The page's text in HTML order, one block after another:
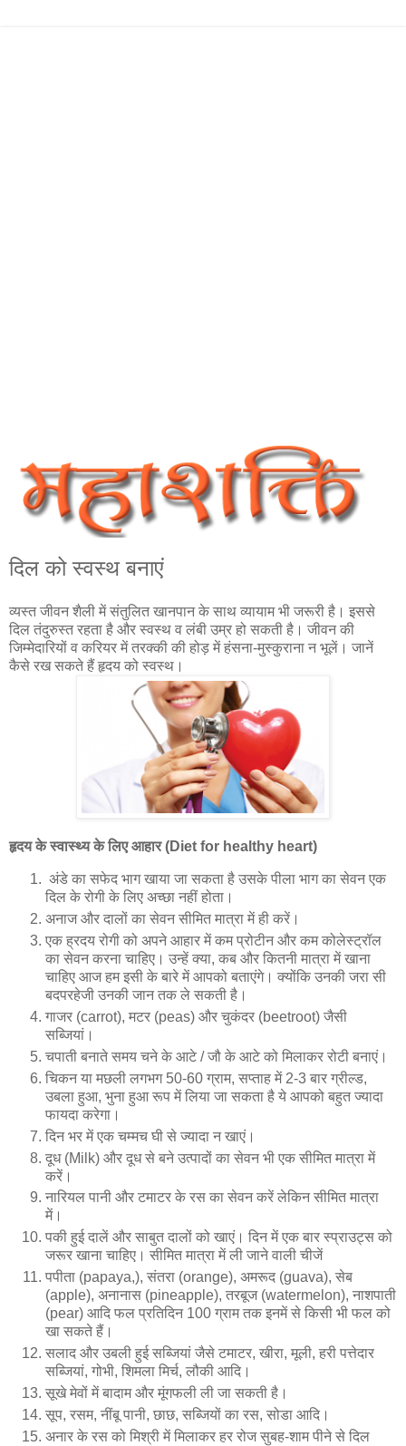
दिल को स्वस्थ बनाएं
व्यस्त जीवन शैली में संतुलित खानपान के साथ व्यायाम भी जरूरी है। इससे
दिल तंदुरुस्त रहता है और स्वस्थ व लंबी उम्र हो सकती है। जीवन की
जिम्मेदारियों व करियर में तरक्की की होड़ में हंसना-मुस्कुराना न भूलें। जानें
कैसे रख सकते हैं हृदय को स्वस्थ।
हृदय के स्वास्थ्य के लिए आहार (Diet for healthy heart)
अंडे का सफेद भाग खाया जा सकता है उसके पीला भाग का सेवन एक
दिल के रोगी के लिए अच्छा नहीं होता।
अनाज और दालों का सेवन सीमित मात्रा में ही करें।
एक ह्रदय रोगी को अपने आहार में कम प्रोटीन और कम कोलेस्ट्रॉल
का सेवन करना चाहिए। उन्हें क्या, कब और कितनी मात्रा में खाना
चाहिए आज हम इसी के बारे में आपको बताएंगे। क्योंकि उनकी जरा सी
बदपरहेजी उनकी जान तक ले सकती है।
गाजर (carrot), मटर (peas) और चुकंदर (beetroot) जैसी
सब्जियां।
चपाती बनाते समय चने के आटे / जौ के आटे को मिलाकर रोटी बनाएं।
चिकन या मछली लगभग 50-60 ग्राम, सप्ताह में 2-3 बार ग्रील्ड,
उबला हुआ, भुना हुआ रूप में लिया जा सकता है ये आपको बहुत ज्यादा
फायदा करेगा।
दिन भर में एक चम्मच घी से ज्यादा न खाएं।
दूध (Milk) और दूध से बने उत्पादों का सेवन भी एक सीमित मात्रा में
करें।
नारियल पानी और टमाटर के रस का सेवन करें लेकिन सीमित मात्रा
में।
पकी हुई दालें और साबुत दालों को खाएं। दिन में एक बार स्प्राउट्स को
जरूर खाना चाहिए। सीमित मात्रा में ली जाने वाली चीजें
पपीता (papaya,), संतरा (orange), अमरूद (guava), सेब
(apple), अनानास (pineapple), तरबूज (watermelon), नाशपाती
(pear) आदि फल प्रतिदिन 100 ग्राम तक इनमें से किसी भी फल को
खा सकते हैं।
सलाद और उबली हुई सब्जियां जैसे टमाटर, खीरा, मूली, हरी पत्तेदार
सब्जियां, गोभी, शिमला मिर्च, लौकी आदि।
सूखे मेवों में बादाम और मूंगफली ली जा सकती है।
सूप, रसम, नींबू पानी, छाछ, सब्जियों का रस, सोडा आदि।
अनार के रस को मिश्री में मिलाकर हर रोज सुबह-शाम पीने से दिल